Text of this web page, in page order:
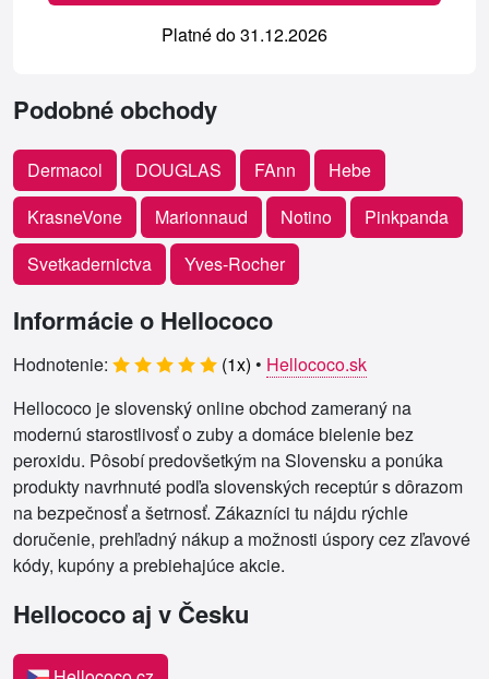
Platné do 31.12.2026
Podobné obchody
Dermacol DOUGLAS FAnn
Hebe
KrasneVone
Marionnaud Notino
Pinkpanda
Svetkadernictva
Yves-Rocher
Informácie o Hellococo
Hodnotenie: (1x) • Hellococo.sk
Hellococo je slovenský online obchod zameraný na
modernú starostlivosť o zuby a domáce bielenie bez
peroxidu. Pôsobí predovšetkým na Slovensku a ponúka
produkty navrhnuté podľa slovenských receptúr s dôrazom
na bezpečnosť a šetrnosť. Zákazníci tu nájdu rýchle
doručenie, prehľadný nákup a možnosti úspory cez zľavové
kódy, kupóny a prebiehajúce akcie.
Hellococo aj v Česku